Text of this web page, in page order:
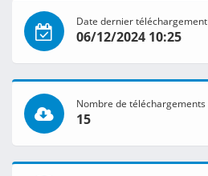
Date dernier téléchargement
06/12/2024 10:25
Nombre de téléchargements
15